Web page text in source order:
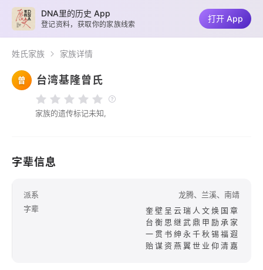
姓氏家族 家族详情
曾 台湾基隆曾氏
家族的遗传标记未知,
字辈信息
派系
龙腾、兰溪、南靖
字辈
奎壁呈云瑞人文焕国章
台衡思继武鼎甲励承家
一贯书绅永千秋锡福遐
贻谋资燕翼世业仰清嘉
DNA里的历史 App
登记资料，获取你的家族线索
打开 App